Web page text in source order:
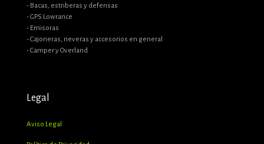
- Bacas, estriberas y defensas
- GPS Lowrance
- Emisoras
- Cajoneras, neveras y accesorios en general
- Camper y Overland
Legal
Aviso Legal